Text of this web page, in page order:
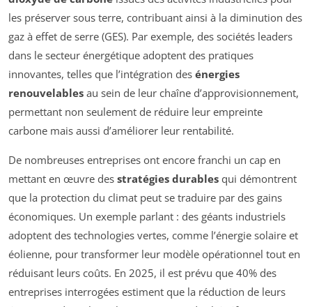
les préserver sous terre, contribuant ainsi à la diminution des
gaz à effet de serre (GES). Par exemple, des sociétés leaders
dans le secteur énergétique adoptent des pratiques
innovantes, telles que l’intégration des énergies
renouvelables au sein de leur chaîne d’approvisionnement,
permettant non seulement de réduire leur empreinte
carbone mais aussi d’améliorer leur rentabilité.
De nombreuses entreprises ont encore franchi un cap en
mettant en œuvre des stratégies durables qui démontrent
que la protection du climat peut se traduire par des gains
économiques. Un exemple parlant : des géants industriels
adoptent des technologies vertes, comme l’énergie solaire et
éolienne, pour transformer leur modèle opérationnel tout en
réduisant leurs coûts. En 2025, il est prévu que 40% des
entreprises interrogées estiment que la réduction de leurs